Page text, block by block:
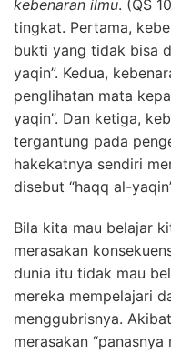
kebenaran ilmu. (QS
tingkat. Pertama,
bukti yang tidak bisa
yaqin”. Kedua,
penglihatan mata
yaqin”. Dan ketiga,
tergantung pada
hakekatnya sendiri
disebut “haqq al-
Bila kita mau belajar
merasakan
dunia itu tidak mau
mereka mempelajari
menggubrisnya.
merasakan